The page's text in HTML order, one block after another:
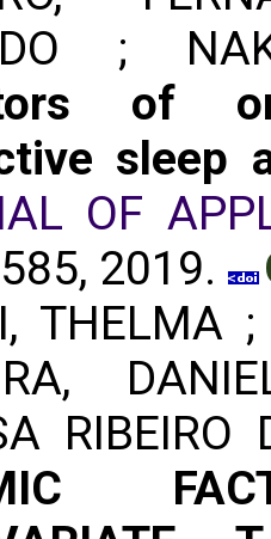
;
of
sleep
OF
2019.
THELMA
RIBEIRO